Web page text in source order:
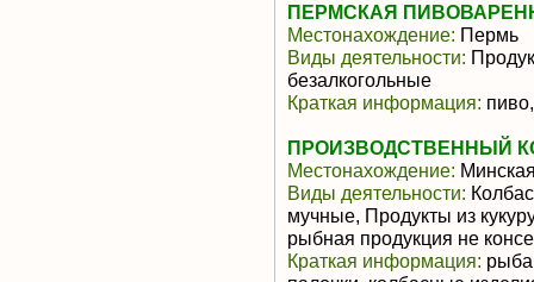
ПЕРМСКАЯ
Местонахождение: Пермь
Виды деятельности:
безалкогольные
Краткая информация:
ПРОИЗВОДСТВЕННЫЙ
Местонахождение:
Виды деятельности:
мучные, Продукты из
рыбная продукция не
Краткая информация: рыба